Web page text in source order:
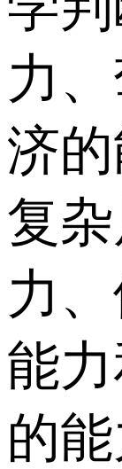
力
济
复
力
能
的